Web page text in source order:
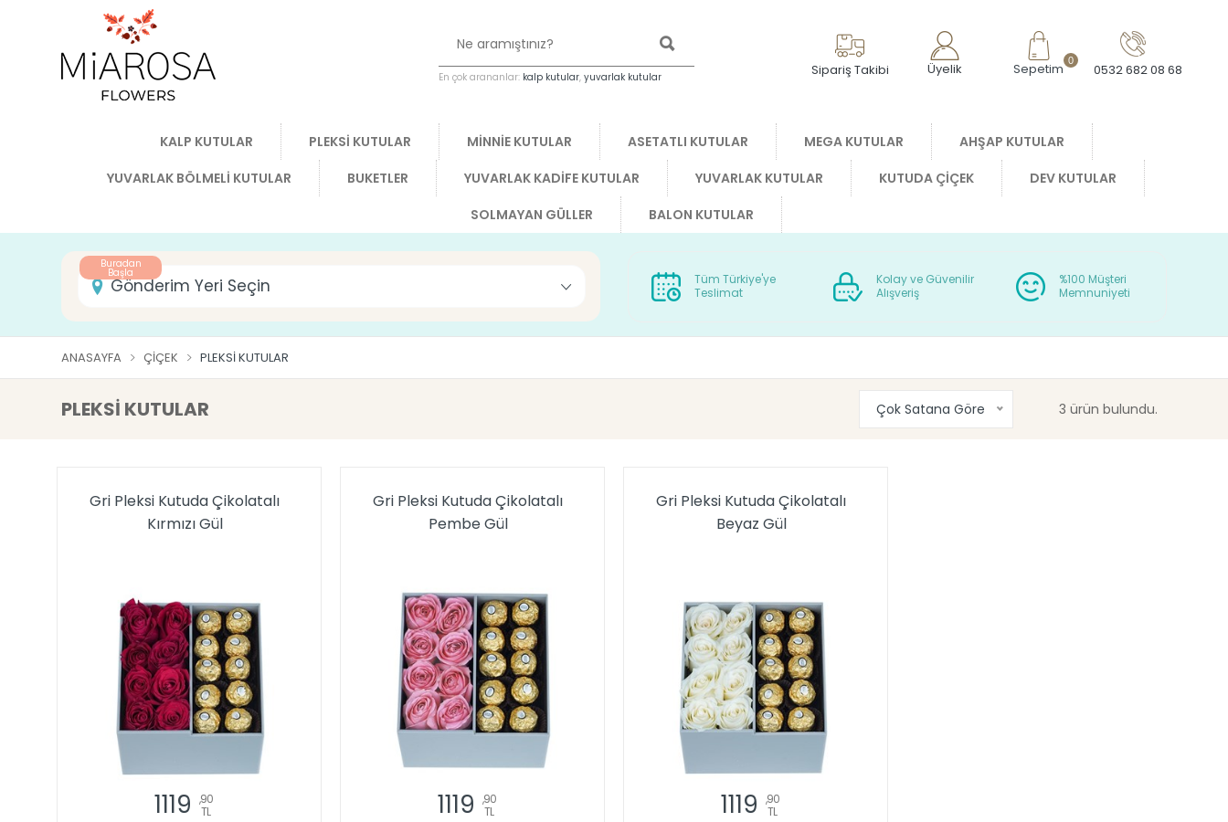
En çok arananlar: kalp kutular,yuvarlak kutular Sipariş Takibi Üyelik Sepetim 0
0532 682 08 68
KALP KUTULAR PLEKSİ KUTULAR MİNNİE KUTULAR ASETATLI KUTULAR MEGA KUTULAR
AHŞAP KUTULAR
YUVARLAK BÖLMELİ KUTULAR
BUKETLER YUVARLAK KADİFE KUTULAR YUVARLAK KUTULAR KUTUDA ÇİÇEK
DEV KUTULAR
SOLMAYAN GÜLLER
BALON KUTULAR
Buradan
Başla
Gönderim Yeri Seçin
Tüm Türkiye'ye
Teslimat
Kolay ve Güvenilir
Alışveriş
%100 Müşteri
Memnuniyeti
ANASAYFA ÇIÇEK PLEKSİ KUTULAR
PLEKSİ KUTULAR Çok Satana Göre 3 ürün bulundu.
Gri Pleksi Kutuda Çikolatalı
Kırmızı Gül
1119 ,90
TL
Gri Pleksi Kutuda Çikolatalı
Pembe Gül
1119 ,90
TL
Gri Pleksi Kutuda Çikolatalı
Beyaz Gül
1119 ,90
TL